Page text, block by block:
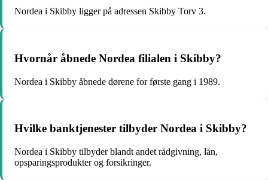
Nordea i Skibby ligger på adressen Skibby Torv 3.
Hvornår åbnede Nordea filialen i Skibby?
Nordea i Skibby åbnede dørene for første gang i 1989.
Hvilke banktjenester tilbyder Nordea i Skibby?
Nordea i Skibby tilbyder blandt andet rådgivning, lån,
opsparingsprodukter og forsikringer.